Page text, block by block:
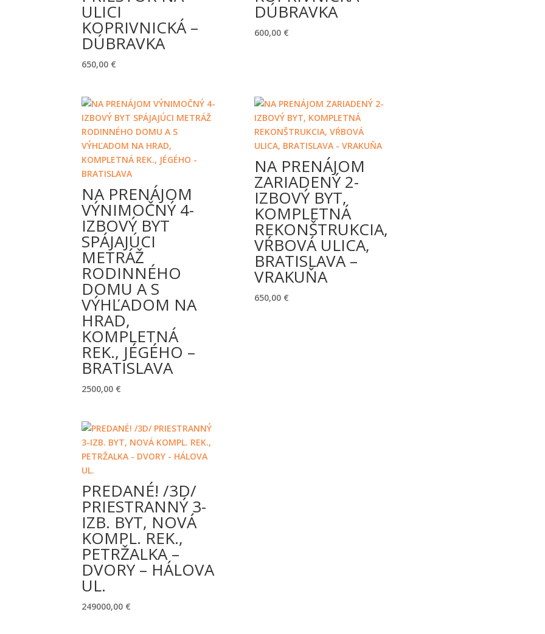
ULICI
KOPRIVNICKÁ –
DÚBRAVKA
650,00 €
DÚBRAVKA
600,00 €
NA PRENÁJOM
VÝNIMOČNÝ 4-
IZBOVÝ BYT
SPÁJAJÚCI
METRÁŽ
RODINNÉHO
DOMU A S
VÝHĽADOM NA
HRAD,
KOMPLETNÁ
REK., JÉGÉHO –
BRATISLAVA
2500,00 €
NA PRENÁJOM
ZARIADENÝ 2-
IZBOVÝ BYT,
KOMPLETNÁ
REKONŠTRUKCIA,
VŔBOVÁ ULICA,
BRATISLAVA –
VRAKUŇA
650,00 €
PREDANÉ! /3D/
PRIESTRANNÝ 3-
IZB. BYT, NOVÁ
KOMPL. REK.,
PETRŽALKA –
DVORY – HÁLOVA
UL.
249000,00 €